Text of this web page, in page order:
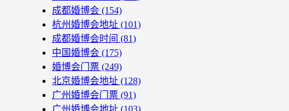
成都婚博会 (154)
杭州婚博会地址 (101)
成都婚博会时间 (81)
中国婚博会 (175)
婚博会门票 (249)
北京婚博会地址 (128)
广州婚博会门票 (91)
广州婚博会地址 (103)